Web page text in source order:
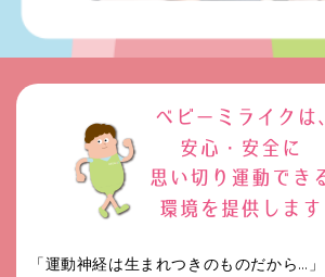
「運動神経は生まれつきのものだから…」